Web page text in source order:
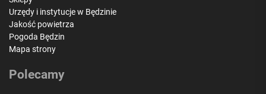
Urzędy i instytucje w Będzinie
Jakość powietrza
Pogoda Będzin
Mapa strony
Polecamy